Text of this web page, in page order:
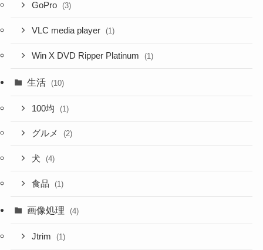
GoPro (3)
VLC media player (1)
Win X DVD Ripper Platinum (1)
生活 (10)
100均 (1)
グルメ (2)
犬 (4)
食品 (1)
画像処理 (4)
Jtrim (1)